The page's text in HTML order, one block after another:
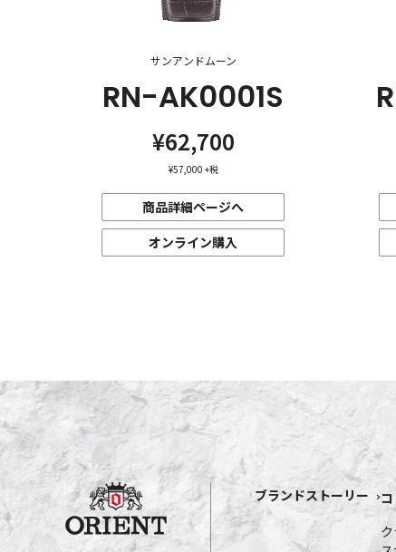
サンアンドムーン
RN-AK0001S
¥62,700
¥57,000 +税
商品詳細ページへ
オンライン購入
ブランドストーリー